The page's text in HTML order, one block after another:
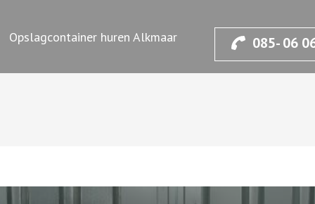
Opslagcontainer huren Alkmaar 085- 06